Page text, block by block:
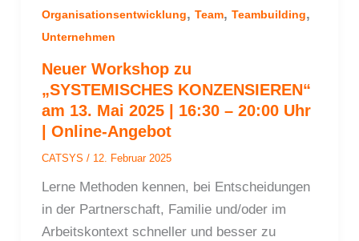
Organisationsentwicklung, Team, Teambuilding,
Unternehmen
Neuer Workshop zu
„SYSTEMISCHES KONZENSIEREN“
am 13. Mai 2025 | 16:30 – 20:00 Uhr
| Online-Angebot
CATSYS / 12. Februar 2025
Lerne Methoden kennen, bei Entscheidungen
in der Partnerschaft, Familie und/oder im
Arbeitskontext schneller und besser zu